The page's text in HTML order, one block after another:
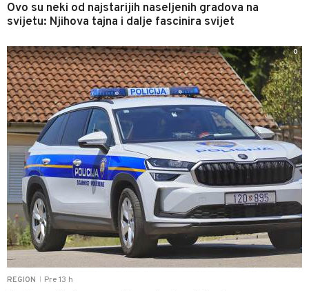
Ovo su neki od najstarijih naseljenih gradova na
svijetu: Njihova tajna i dalje fascinira svijet
REGION Pre 13 h
0